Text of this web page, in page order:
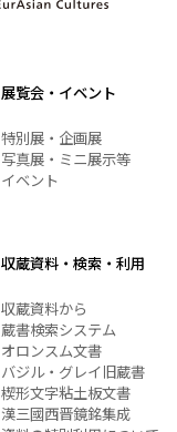
展覧会・イベント
特別展・企画展
写真展・ミニ展示等
イベント
収蔵資料・検索・利用
収蔵資料から
蔵書検索システム
オロンスム文書
バジル・グレイ旧蔵書
楔形文字粘土板文書
漢三國西晋鏡銘集成